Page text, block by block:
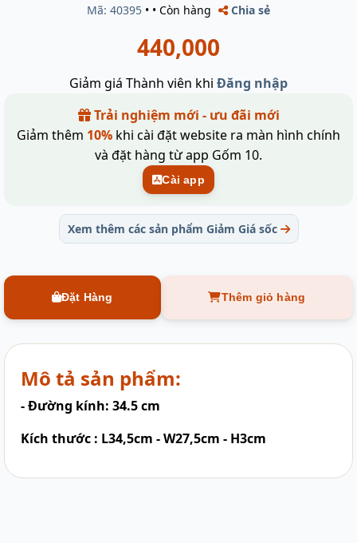
Mã: 40395 • • Còn hàng Chia sẻ
440,000
Giảm giá Thành viên khi Đăng nhập
Trải nghiệm mới - ưu đãi mới
Giảm thêm 10% khi cài đặt website ra màn hình chính
và đặt hàng từ app Gốm 10.
Cài app
Xem thêm các sản phẩm Giảm Giá sốc
Đặt Hàng Thêm giỏ hàng
Mô tả sản phẩm:
- Đường kính: 34.5 cm
Kích thước : L34,5cm - W27,5cm - H3cm